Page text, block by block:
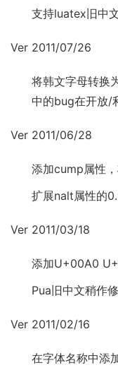
支持luatex旧中文
Ver 2011/07/26
将韩文字母转换
中的bug在开放/
Ver 2011/06/28
添加cump属性
扩展nalt属性的
Ver 2011/03/18
添加U+00A0
Pua旧中文稍作
Ver 2011/02/16
在字体名称中添